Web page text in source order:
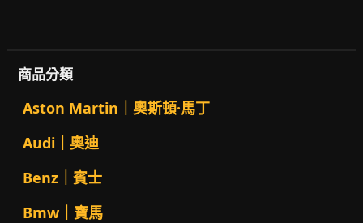
商品分類
Aston Martin｜奧斯頓·馬丁
Audi｜奧迪
Benz｜賓士
Bmw｜寶馬